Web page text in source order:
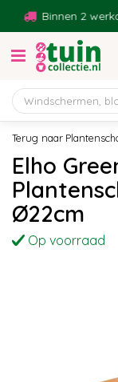
Binnen 2
Elho
Ø22cm
Op voorraad